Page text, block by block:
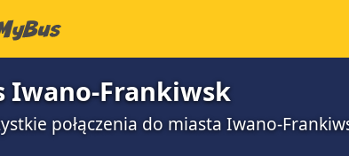
Iwano-Frankiwsk
połączenia do miasta Iwano-